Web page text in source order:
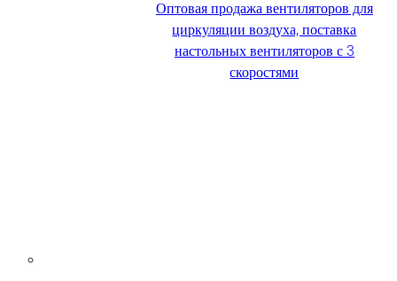
Оптовая продажа вентиляторов для
циркуляции воздуха, поставка
настольных вентиляторов с 3
скоростями